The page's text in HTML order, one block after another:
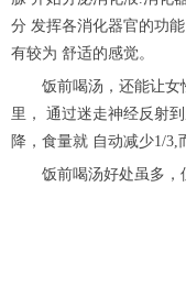
分 发挥各消化器官的功
有较为 舒适的感觉。
饭前喝汤，还能让女
里， 通过迷走神经反射
降，食量就 自动减少1/3,
饭前喝汤好处虽多，